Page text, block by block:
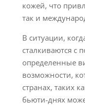
кожей, что
так и
В ситуации,
сталкиваются
определенные
возможности,
странах, таких
бьюти-днях